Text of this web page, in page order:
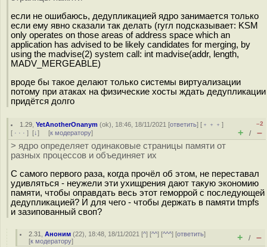
если не ошибаюсь, дедупликацией ядро занимается только
если ему явно сказали так делать (гугл подсказывает: KSM
only operates on those areas of address space which an
application has advised to be likely candidates for merging, by
using the madvise(2) system call: int madvise(addr, length,
MADV_MERGEABLE)
вроде бы такое делают только системы виртуализации
потому при атаках на физические хосты ждать дедупликации
придётся долго
1.29 ,YetAnotherOnanym (ok), 18:46, 18/11/2021 [ответить] [ ﹢﹢﹢]
[ · · · ] [↓] [к модератору]
–2
+ / –
> ядро определяет одинаковые страницы памяти от
разных процессов и объединяет их
С самого первого раза, когда прочёл об этом, не переставал
удивляться - неужели эти ухищрения дают такую экономию
памяти, чтобы оправдать весь этот геморрой с последующей
дедупликацией? И для чего - чтобы держать в памяти tmpfs
и зазипованный своп?
2.31 ,Аноним (22), 18:48, 18/11/2021 [^] [^^] [^^^] [ответить]
[к модератору] + / –